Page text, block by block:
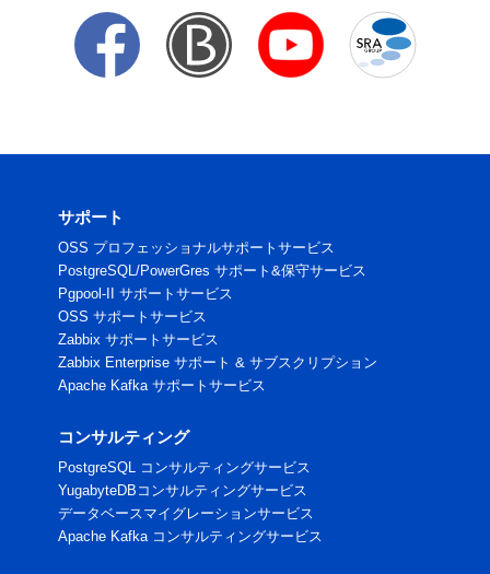
サポート
OSS プロフェッショナルサポートサービス
PostgreSQL/PowerGres サポート&保守サービス
Pgpool-II サポートサービス
OSS サポートサービス
Zabbix サポートサービス
Zabbix Enterprise サポート & サブスクリプション
Apache Kafka サポートサービス
コンサルティング
PostgreSQL コンサルティングサービス
YugabyteDBコンサルティングサービス
データベースマイグレーションサービス
Apache Kafka コンサルティングサービス